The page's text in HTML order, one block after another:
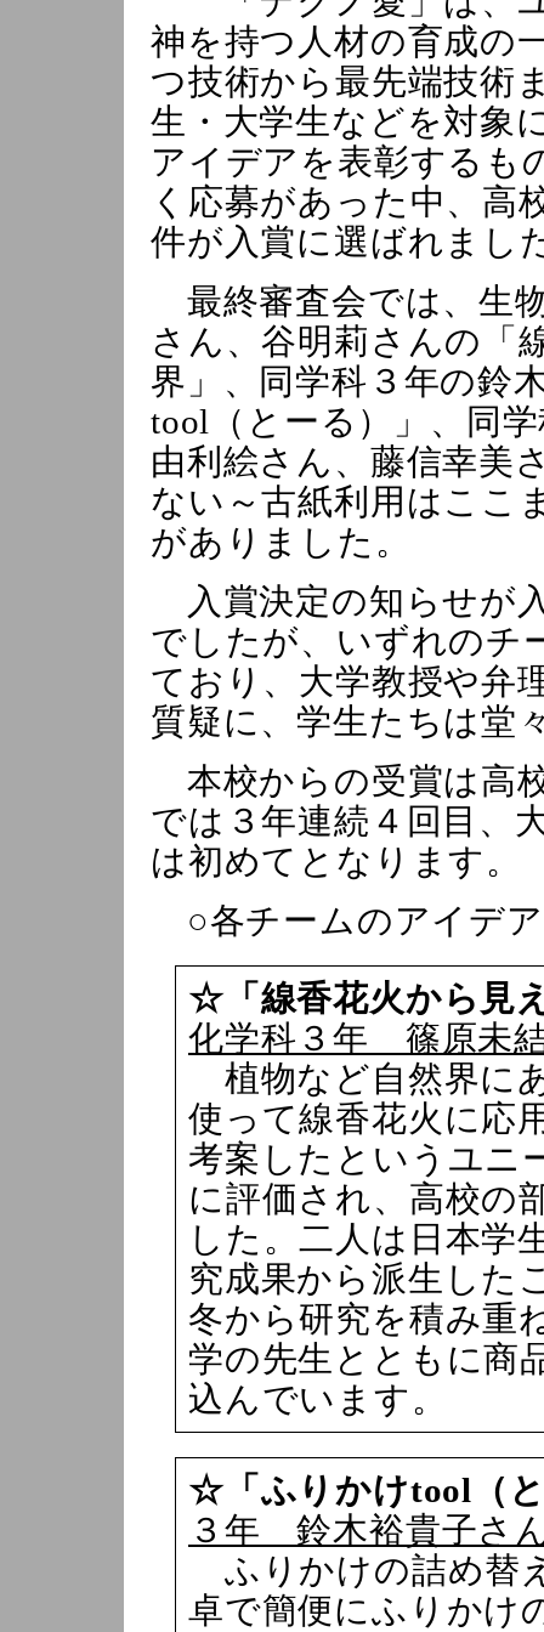
神を持つ人材の育成の
つ技術から最先端技術
生・大学生などを対象
アイデアを表彰するも
く応募があった中、高
件が入賞に選ばれまし
最終審査会では、生
さん、谷明莉さんの「
界」、同学科３年の鈴
tool（とーる）」、同
由利絵さん、藤信幸美
ない～古紙利用はここ
がありました。
入賞決定の知らせが
でしたが、いずれのチ
ており、大学教授や弁
質疑に、学生たちは堂
本校からの受賞は高
では３年連続４回目、
は初めてとなります。
○各チームのアイデ
☆「線香花火から見
化学科３年 篠原未
植物など自然界に
使って線香花火に応
考案したというユニ
に評価され、高校の
した。二人は日本学
究成果から派生した
冬から研究を積み重
学の先生とともに商
込んでいます。
☆「ふりかけtool（
３年 鈴木裕貴子さ
ふりかけの詰め替
卓で簡便にふりかけ